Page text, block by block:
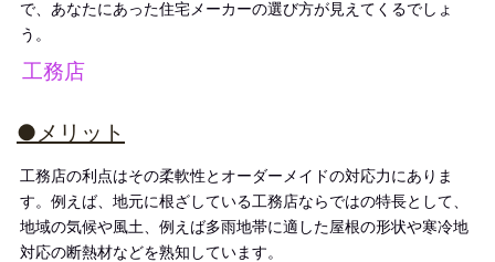
で、あなたにあった住宅メーカーの選び方が見えてくるでしょ
う。
工務店
●メリット
工務店の利点はその柔軟性とオーダーメイドの対応力にありま
す。例えば、地元に根ざしている工務店ならではの特長として、
地域の気候や風土、例えば多雨地帯に適した屋根の形状や寒冷地
対応の断熱材などを熟知しています。